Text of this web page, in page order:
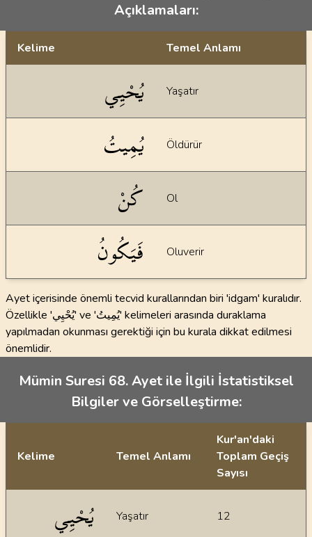
Açıklamaları:
Kelime Temel Anlamı
يُحْيِي Yaşatır
يُمِيتُ Öldürür
كُنْ Ol
فَيَكُونُ Oluverir
Ayet içerisinde önemli tecvid kurallarından biri 'idgam' kuralıdır.
Özellikle 'يُحْيِي' ve 'يُمِيتُ' kelimeleri arasında duraklama
yapılmadan okunması gerektiği için bu kurala dikkat edilmesi
önemlidir.
Mümin Suresi 68. Ayet ile İlgili İstatistiksel
Bilgiler ve Görselleştirme:
Kelime Temel Anlamı
Kur'an'daki
Toplam Geçiş
Sayısı
يُحْيِي Yaşatır 12